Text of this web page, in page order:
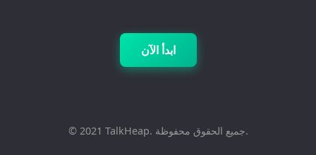
ابدأ الآن
© 2021 TalkHeap. جميع الحقوق محفوظة.